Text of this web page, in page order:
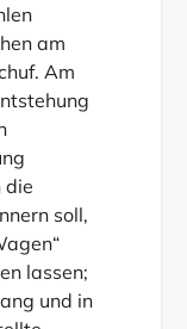
am
Am
die
soll,
lassen;
und in